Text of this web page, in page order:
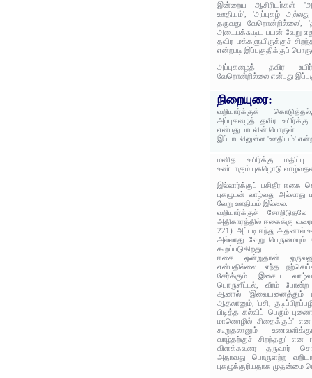
இன்றைய ஆசிரியர்கள்
ஊதியம்', 'அப்புகழ்
தருவது வேறொன்றில்லை',
அடையக்கூடிய பயன் வேறு
தவிர மக்களுயிருக்குச்
என்றபடி இப்பகுதிக்குப்
அப்புகழைத் தவிர
வேறொன்றில்லை என்பது
நிறையுரை:
வறியார்க்குக்
அப்புகழைத் தவிர
என்பது பாடலின் பொருள்.
இப்பாடலிலுள்ள 'ஊதியம்'
மனித உயிர்க்கு
உண்டாகும் புகழொடு
இல்லார்க்குப் பசிதீர ஈகை
புகழுடன் வாழ்வது அல்லாது
வேறு ஊதியம் இல்லை.
வறியார்க்குச்
அதிகாரத்தில் ஈகைக்கு
221). அப்படி ஈந்து அதனால்
அல்லாது வேறு
கூறப்படுகிறது.
ஈகை ஒன்றுதான்
என்பதில்லை. எந்த
சேர்க்கும். இசைபட
பொருளீட்டல், வீரம் போன்ற
ஆனால் 'இவையனைத்தும்
ஆதலானும், 'பசி,
பிடித்த கல்விப் பெரும்
மாணெழில் சிதைக்கும்'
கூறுதலானும்
வாழ்தற்குச் சிறந்தது' என
விளக்கவுரை தருவார்
அதாவது பொருளற்ற
புகழுக்குரியதாக முதன்மை